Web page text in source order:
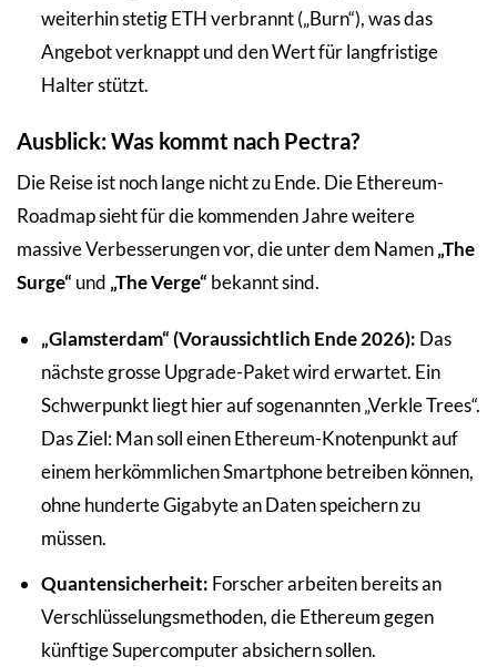
weiterhin stetig ETH verbrannt („Burn“), was das
Angebot verknappt und den Wert für langfristige
Halter stützt.
Ausblick: Was kommt nach Pectra?
Die Reise ist noch lange nicht zu Ende. Die Ethereum-
Roadmap sieht für die kommenden Jahre weitere
massive Verbesserungen vor, die unter dem Namen„The
Surge“ und „The Verge“ bekannt sind.
„Glamsterdam“ (Voraussichtlich Ende 2026): Das
nächste grosse Upgrade-Paket wird erwartet. Ein
Schwerpunkt liegt hier auf sogenannten „Verkle Trees“.
Das Ziel: Man soll einen Ethereum-Knotenpunkt auf
einem herkömmlichen Smartphone betreiben können,
ohne hunderte Gigabyte an Daten speichern zu
müssen.
Quantensicherheit: Forscher arbeiten bereits an
Verschlüsselungsmethoden, die Ethereum gegen
künftige Supercomputer absichern sollen.